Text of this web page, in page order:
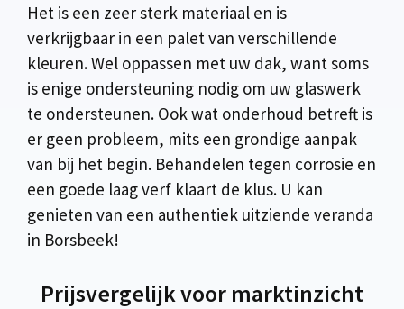
Het is een zeer sterk materiaal en is
verkrijgbaar in een palet van verschillende
kleuren. Wel oppassen met uw dak, want soms
is enige ondersteuning nodig om uw glaswerk
te ondersteunen. Ook wat onderhoud betreft is
er geen probleem, mits een grondige aanpak
van bij het begin. Behandelen tegen corrosie en
een goede laag verf klaart de klus. U kan
genieten van een authentiek uitziende veranda
in Borsbeek!
Prijsvergelijk voor marktinzicht